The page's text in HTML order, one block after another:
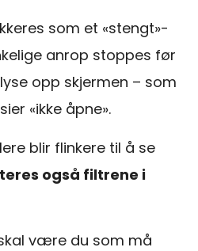
som et «stengt»-
anrop stoppes før
opp skjermen – som
«ikke åpne».
blir flinkere til å se
også filtrene i
være du som må